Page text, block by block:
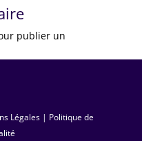
publier un
Légales| Politique de